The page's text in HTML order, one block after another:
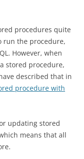
procedures quite
run the procedure,
However, when
stored procedure,
described that in
procedure with
updating stored
means that all